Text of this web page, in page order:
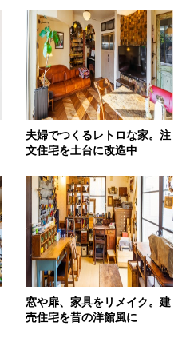
夫婦でつくるレトロな家。注
文住宅を土台に改造中
窓や扉、家具をリメイク。建
売住宅を昔の洋館風に